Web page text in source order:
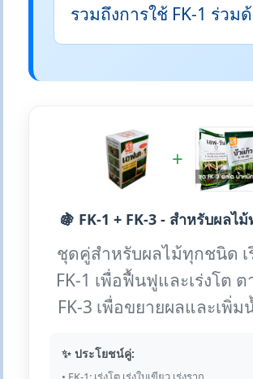
รวมถึงการใช้ FK-1 ร่วม
+
🍇 FK-1 + FK-3 - สำหรับผลไ
ชุดคู่สำหรับผลไม้ทุกชนิด เ
FK-1 เพื่อฟื้นฟูและเร่งโต
FK-3 เพื่อขยายผลและเพิ่
✨ ประโยชน์คู่: